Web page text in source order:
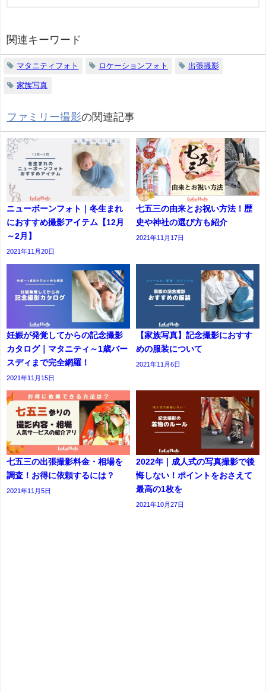
関連キーワード
マタニティフォト ロケーションフォト 出張撮影
家族写真
ファミリー撮影の関連記事
ニューボーンフォト｜冬生まれ
におすすめ撮影アイテム【12月
～2月】
2021年11月20日
七五三の由来とお祝い方法！歴
史や神社の選び方も紹介
2021年11月17日
妊娠が発覚してからの記念撮影
カタログ｜マタニティ～1歳バー
スディまで完全網羅！
2021年11月15日
【家族写真】記念撮影におすす
めの服装について
2021年11月6日
七五三の出張撮影料金・相場を
調査！お得に依頼するには？
2021年11月5日
2022年｜成人式の写真撮影で後
悔しない！ポイントをおさえて
最高の1枚を
2021年10月27日